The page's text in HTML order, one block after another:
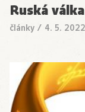
Ruská
články / 4. 5. 2022